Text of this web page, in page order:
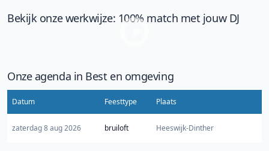
Bekijk onze werkwijze: 100% match met jouw DJ
Onze agenda in Best en omgeving
Datum Feesttype Plaats
zaterdag 8 aug 2026 bruiloft Heeswijk-Dinther